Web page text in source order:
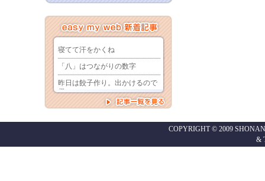
COPYRIGHT © 2009
&